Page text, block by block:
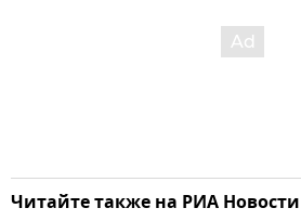
Читайте также на РИА